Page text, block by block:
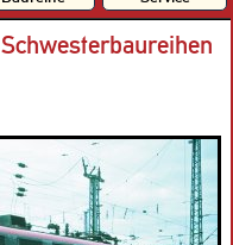
Schwesterbaureihen